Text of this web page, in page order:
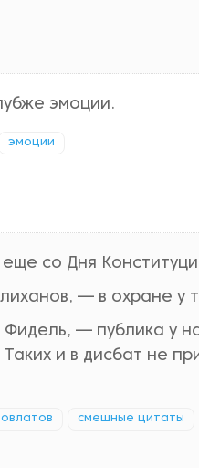
эмоции.
эмоции
со Дня
— в охране у
— публика у
Таких и в дисбат не
смешные цитаты